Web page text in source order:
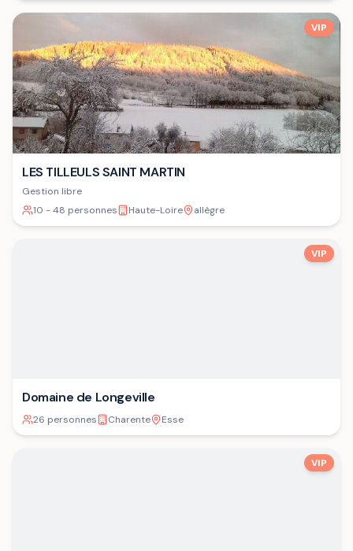
VIP
LES TILLEULS SAINT MARTIN
Gestion libre
10 - 48 personnes
Haute-Loire allègre
VIP
Domaine de Longeville
26 personnes Charente Esse
VIP